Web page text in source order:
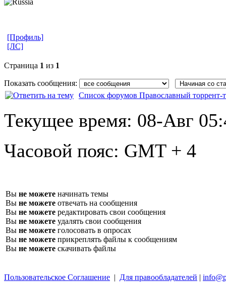
[Профиль]
[ЛС]
Страница 1 из 1
Показать сообщения:
Список форумов Православный торрент-
Текущее время: 08-Авг
Часовой пояс: GMT + 4
Вы не можете начинать темы
Вы не можете отвечать на сообщения
Вы не можете редактировать свои сообщения
Вы не можете удалять свои сообщения
Вы не можете голосовать в опросах
Вы не можете прикреплять файлы к сообщениям
Вы не можете скачивать файлы
Пользовательское Соглашение | Для правообладателей |